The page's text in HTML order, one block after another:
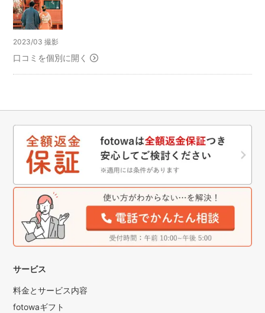
2023/03 撮影
口コミを個別に開く
サービス
料金とサービス内容
fotowaギフト